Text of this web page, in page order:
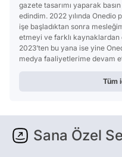
gazete tasarımı yaparak
edindim. 2022 yılında Onedio
işe başladıktan sonra
etmeyi ve farklı
2023’ten bu yana ise yine
medya faaliyetlerime devam
Tüm
Sana Özel